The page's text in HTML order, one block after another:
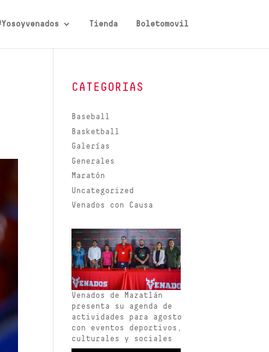
Tienda Boletomovil
CATEGORIAS
Baseball
Basketball
Galerías
Generales
Maratón
Uncategorized
Venados con Causa
Venados de Mazatlán
presenta su agenda de
actividades para agosto
con eventos deportivos,
culturales y sociales